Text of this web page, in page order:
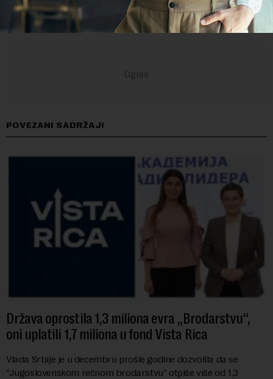
POVEZANI SADRŽAJI
Država oprostila 1,3 miliona evra „Brodarstvu“,
oni uplatili 1,7 miliona u fond Vista Rica
Vlada Srbije je u decembru prošle godine dozvolila da se
"Jugoslovenskom rečnom brodarstvu" otpiše više od 1,3